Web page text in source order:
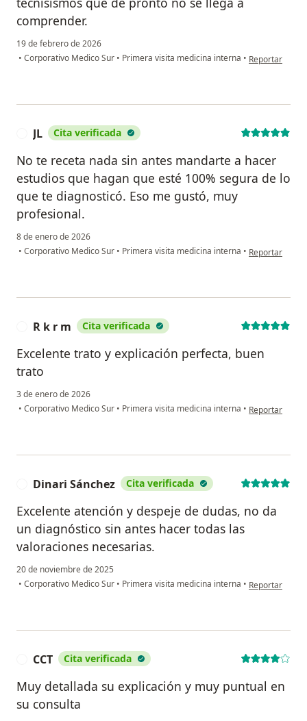
comprender.
19 de febrero de 2026
• Corporativo Medico Sur • Primera visita medicina interna • en opinión del
Reportar
JL Cita verificada
No te receta nada sin antes mandarte a hacer
estudios que hagan que esté 100% segura de lo
que te diagnosticó. Eso me gustó, muy
profesional.
8 de enero de 2026
• Corporativo Medico Sur • Primera visita medicina interna • en opinión del
Reportar
R k r m Cita verificada
Excelente trato y explicación perfecta, buen
trato
3 de enero de 2026
• Corporativo Medico Sur • Primera visita medicina interna • en opinión del
Reportar
Dinari Sánchez Cita verificada
Excelente atención y despeje de dudas, no da
un diagnóstico sin antes hacer todas las
valoraciones necesarias.
20 de noviembre de 2025
• Corporativo Medico Sur • Primera visita medicina interna • en opinión del
Reportar
CCT Cita verificada
Muy detallada su explicación y muy puntual en
su consulta